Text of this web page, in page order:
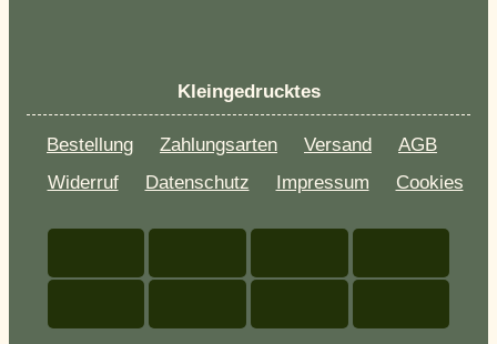
Kleingedrucktes
Bestellung Zahlungsarten Versand
AGB
Widerruf
Datenschutz Impressum Cookies